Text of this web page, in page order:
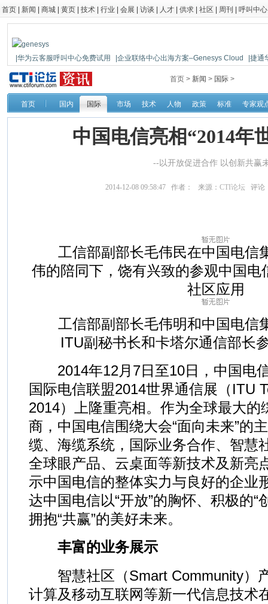
首页 新闻 商城 黄页 技术 行业 会展 访谈 人才 供求 社区 周刊 呼叫中心
|华为云客服呼叫中心免费试用 |企业联络中心出海方案–Genesys Cloud
|捷通
|鼎信通达新一代语音网关DAG1000-4S
首页 > 新闻 > 国际 >
首页 国内 国际 市场 技术 人物 政策 标准 专家观
中国电信亮相“2014年
--以开放促进合作 以创新共赢
2014-12-08 09:58:47 作者： 来源： CTI论坛 评论
工信部副部长毛伟民在中国电信
伟的陪同下，饶有兴致的参观中国电
社区应用
工信部副部长毛伟明和中国电信
ITU副秘书长和卡塔尔通信部长
2014年12月7日至10日，中国电
国际电信联盟2014世界通信展（ITU
2014）上隆重亮相。作为全球最大的
商，中国电信围绕大会“面向未来”的
缆、海缆系统，国际业务合作、智慧
全球眼产品、云桌面等新技术及新亮
示中国电信的整体实力与良好的企业
达中国电信以“开放”的胸怀、积极的“
拥抱“共赢”的美好未来。
丰富的业务展示
智慧社区（Smart Community）
计算及移动互联网等新一代信息技术